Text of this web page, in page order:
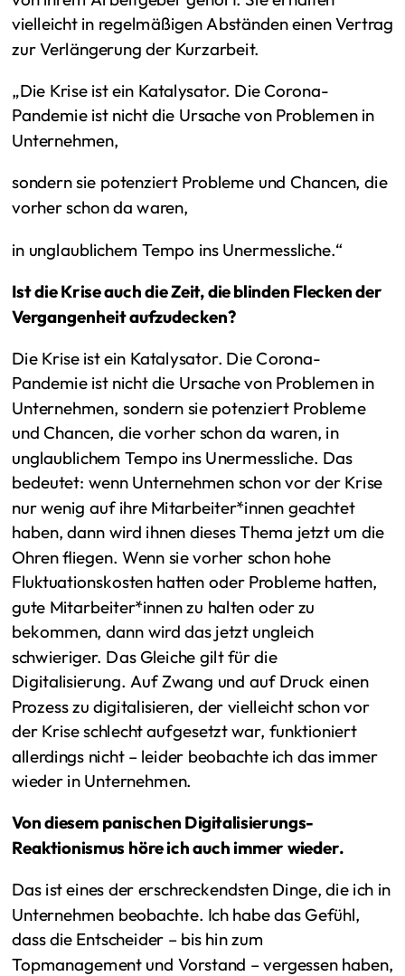
vielleicht in regelmäßigen Abständen einen Vertrag
zur Verlängerung der Kurzarbeit.
„Die Krise ist ein Katalysator. Die Corona-
Pandemie ist nicht die Ursache von Problemen in
Unternehmen,
sondern sie potenziert Probleme und Chancen, die
vorher schon da waren,
in unglaublichem Tempo ins Unermessliche.“
Ist die Krise auch die Zeit, die blinden Flecken der
Vergangenheit aufzudecken?
Die Krise ist ein Katalysator. Die Corona-
Pandemie ist nicht die Ursache von Problemen in
Unternehmen, sondern sie potenziert Probleme
und Chancen, die vorher schon da waren, in
unglaublichem Tempo ins Unermessliche. Das
bedeutet: wenn Unternehmen schon vor der Krise
nur wenig auf ihre Mitarbeiter*innen geachtet
haben, dann wird ihnen dieses Thema jetzt um die
Ohren fliegen. Wenn sie vorher schon hohe
Fluktuationskosten hatten oder Probleme hatten,
gute Mitarbeiter*innen zu halten oder zu
bekommen, dann wird das jetzt ungleich
schwieriger. Das Gleiche gilt für die
Digitalisierung. Auf Zwang und auf Druck einen
Prozess zu digitalisieren, der vielleicht schon vor
der Krise schlecht aufgesetzt war, funktioniert
allerdings nicht – leider beobachte ich das immer
wieder in Unternehmen.
Von diesem panischen Digitalisierungs-
Reaktionismus höre ich auch immer wieder.
Das ist eines der erschreckendsten Dinge, die ich in
Unternehmen beobachte. Ich habe das Gefühl,
dass die Entscheider – bis hin zum
Topmanagement und Vorstand – vergessen haben,